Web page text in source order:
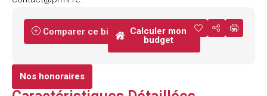
Comparer ce bien
Calculer mon
budget
Nos honoraires